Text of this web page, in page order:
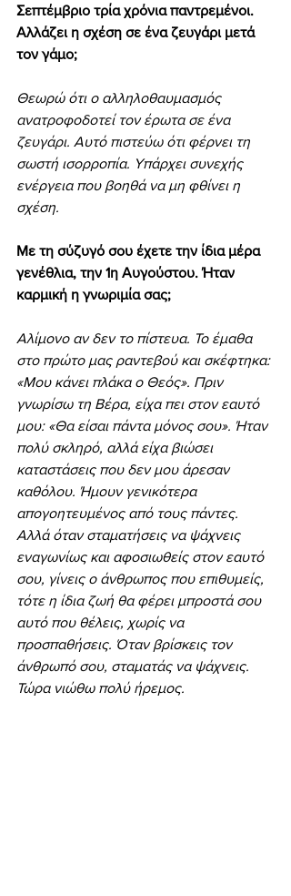
Σεπτέμβριο τρία χρόνια παντρεμένοι.
Αλλάζει η σχέση σε ένα ζευγάρι μετά
τον γάμο;
Θεωρώ ότι ο αλληλοθαυμασμός
ανατροφοδοτεί τον έρωτα σε ένα
ζευγάρι. Αυτό πιστεύω ότι φέρνει τη
σωστή ισορροπία. Υπάρχει συνεχής
ενέργεια που βοηθά να μη φθίνει η
σχέση.
Με τη σύζυγό σου έχετε την ίδια μέρα
γενέθλια, την 1η Αυγούστου. Ήταν
καρμική η γνωριμία σας;
Αλίμονο αν δεν το πίστευα. Το έμαθα
στο πρώτο μας ραντεβού και σκέφτηκα:
«Μου κάνει πλάκα ο Θεός». Πριν
γνωρίσω τη Βέρα, είχα πει στον εαυτό
μου: «Θα είσαι πάντα μόνος σου». Ήταν
πολύ σκληρό, αλλά είχα βιώσει
καταστάσεις που δεν μου άρεσαν
καθόλου. Ήμουν γενικότερα
απογοητευμένος από τους πάντες.
Αλλά όταν σταματήσεις να ψάχνεις
εναγωνίως και αφοσιωθείς στον εαυτό
σου, γίνεις ο άνθρωπος που επιθυμείς,
τότε η ίδια ζωή θα φέρει μπροστά σου
αυτό που θέλεις, χωρίς να
προσπαθήσεις. Όταν βρίσκεις τον
άνθρωπό σου, σταματάς να ψάχνεις.
Τώρα νιώθω πολύ ήρεμος.